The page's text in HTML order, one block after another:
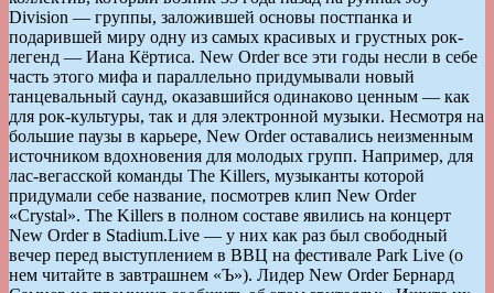
Division — группы, заложившей основы постпанка и
подарившей миру одну из самых красивых и грустных рок-
легенд — Иана Кёртиса. New Order все эти годы несли в себе
часть этого мифа и параллельно придумывали новый
танцевальный саунд, оказавшийся одинаково ценным — как
для рок-культуры, так и для электронной музыки. Несмотря на
большие паузы в карьере, New Order оставались неизменным
источником вдохновения для молодых групп. Например, для
лас-вегасской команды The Killers, музыканты которой
придумали себе название, посмотрев клип New Order
«Crystal». The Killers в полном составе явились на концерт
New Order в Stadium.Live — у них как раз был свободный
вечер перед выступлением в ВВЦ на фестивале Park Live (о
нем читайте в завтрашнем «Ъ»). Лидер New Order Бернард